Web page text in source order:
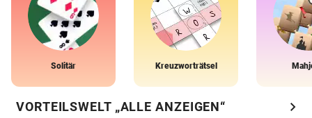
Solitär Kreuzworträtsel
VORTEILSWELT „ALLE ANZEIGEN“ chevron_right